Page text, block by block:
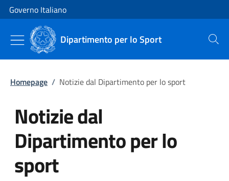
Vai al contenuto
Vai alla navigazione del sito
Governo Italiano
Dipartimento per lo Sport Cerca
Homepage / Notizie dal Dipartimento per lo sport
Notizie dal
Dipartimento per lo
sport